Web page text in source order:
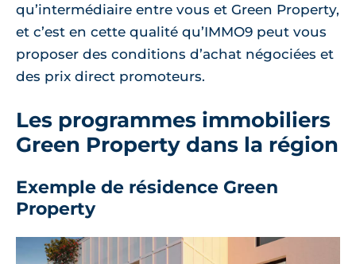
qu’intermédiaire entre vous et Green Property,
et c’est en cette qualité qu’IMMO9 peut vous
proposer des conditions d’achat négociées et
des prix direct promoteurs.
Les programmes immobiliers
Green Property dans la région
Exemple de résidence Green
Property